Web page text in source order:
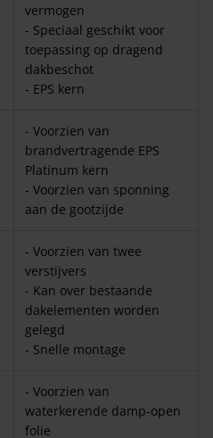
vermogen
- Speciaal geschikt voor
toepassing op dragend
dakbeschot
- EPS kern
- Voorzien van
brandvertragende EPS
Platinum kern
- Voorzien van sponning
aan de gootzijde
- Voorzien van twee
verstijvers
- Kan over bestaande
dakelementen worden
gelegd
- Snelle montage
- Voorzien van
waterkerende damp-open
folie